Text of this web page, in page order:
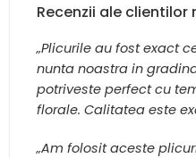
Recenzii ale clientilor
„Plicurile au fost exact
nunta noastra in
potriveste perfect cu
florale. Calitatea este
„Am folosit aceste